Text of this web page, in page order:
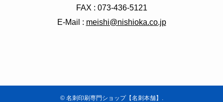
FAX : 073-436-5121
E-Mail : meishi@nishioka.co.jp
©名刺印刷専門ショップ【名刺本舗】.